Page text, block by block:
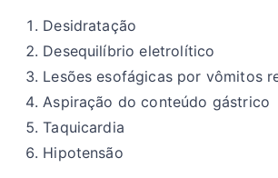
Desidratação
Desequilíbrio eletrolítico
Lesões esofágicas por vômitos
Aspiração do conteúdo gástrico
Taquicardia
Hipotensão